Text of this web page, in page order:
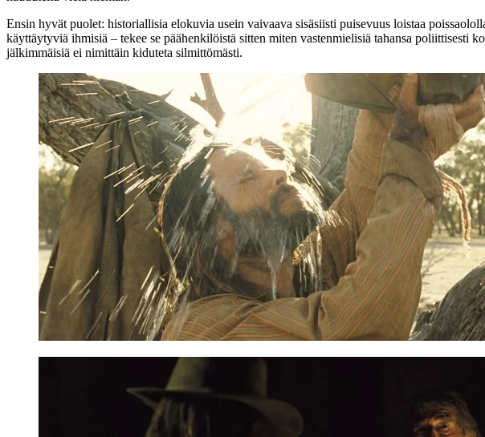
Ensin hyvät puolet: historiallisia elokuvia usein vaivaava sisäsiisti puisevuus loistaa
käyttäytyviä ihmisiä – tekee se päähenkilöistä sitten miten vastenmielisiä tahansa
jälkimmäisiä ei nimittäin kiduteta silmittömästi.